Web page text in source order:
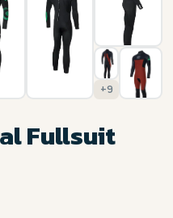
+9
Fullsuit